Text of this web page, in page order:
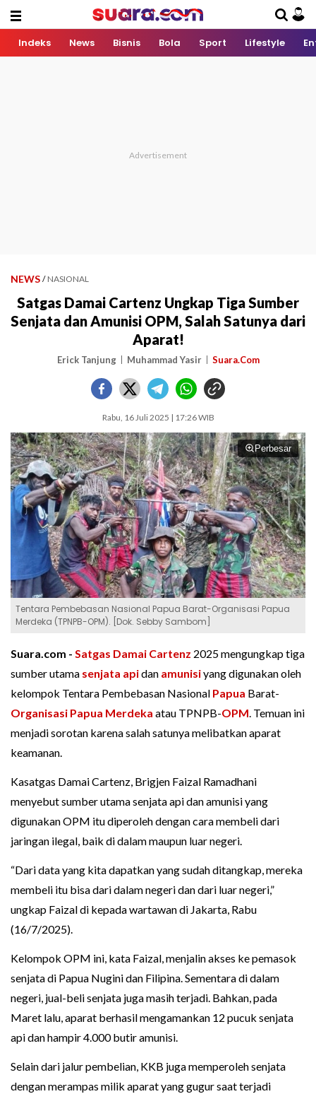
Indeks News Bisnis Bola Sport Lifestyle
NEWS / NASIONAL
Satgas Damai Cartenz Ungkap Tiga Sumber
Senjata dan Amunisi OPM, Salah Satunya dari
Aparat!
Erick Tanjung Muhammad Yasir Suara.Com
Rabu, 16 Juli 2025 | 17:26 WIB
Perbesar
Tentara Pembebasan Nasional Papua Barat-Organisasi Papua
Merdeka (TPNPB-OPM). [Dok. Sebby Sambom]
Suara.com - Satgas Damai Cartenz 2025 mengungkap tiga
sumber utama senjata apidan amunisiyang digunakan oleh
kelompok Tentara Pembebasan Nasional Papua Barat-
Organisasi Papua Merdeka atau TPNPB-OPM. Temuan ini
menjadi sorotan karena salah satunya melibatkan aparat
keamanan.
Kasatgas Damai Cartenz, Brigjen Faizal Ramadhani
menyebut sumber utama senjata api dan amunisi yang
digunakan OPM itu diperoleh dengan cara membeli dari
jaringan ilegal, baik di dalam maupun luar negeri.
“Dari data yang kita dapatkan yang sudah ditangkap, mereka
membeli itu bisa dari dalam negeri dan dari luar negeri,”
ungkap Faizal di kepada wartawan di Jakarta, Rabu
(16/7/2025).
Kelompok OPM ini, kata Faizal, menjalin akses ke pemasok
senjata di Papua Nugini dan Filipina. Sementara di dalam
negeri, jual-beli senjata juga masih terjadi. Bahkan, pada
Maret lalu, aparat berhasil mengamankan 12 pucuk senjata
api dan hampir 4.000 butir amunisi.
Selain dari jalur pembelian, KKB juga memperoleh senjata
dengan merampas milik aparat yang gugur saat terjadi